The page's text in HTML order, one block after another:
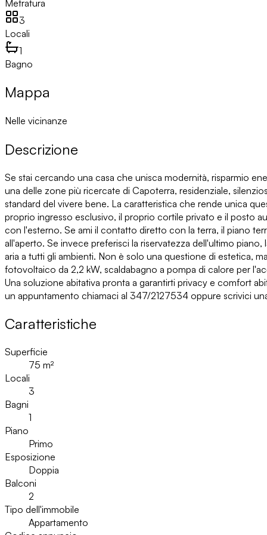
Metratura
3
Locali
1
Bagno
Mappa
Nelle vicinanze
Descrizione
Se stai cercando una casa che unisca modernità, risparmio
una delle zone più ricercate di Capoterra, residenziale,
standard del vivere bene. La caratteristica che rende unica
proprio ingresso esclusivo, il proprio cortile privato e il posto
con l'esterno. Se ami il contatto diretto con la terra, il piano
all'aperto. Se invece preferisci la riservatezza dell'ultimo
aria a tutti gli ambienti. Non è solo una questione di estetica,
fotovoltaico da 2,2 kW, scaldabagno a pompa di calore per
Una soluzione abitativa pronta a garantirti privacy e comfort
un appuntamento chiamaci al 347/2127534 oppure scrivici
Caratteristiche
Superficie
75 m²
Locali
3
Bagni
1
Piano
Primo
Esposizione
Doppia
Balconi
2
Tipo dell'immobile
Appartamento